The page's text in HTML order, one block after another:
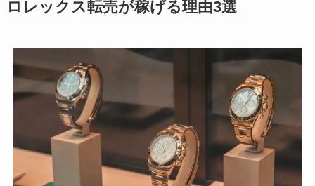
ロレックス転売が稼げる理由3選